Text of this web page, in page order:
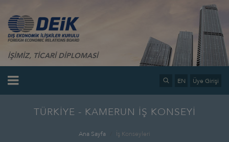
İŞİMİZ, TİCARİ DİPLOMASİ
EN Üye Girişi
TÜRKİYE - KAMERUN İŞ KONSEYİ
Ana Sayfa İş Konseyleri